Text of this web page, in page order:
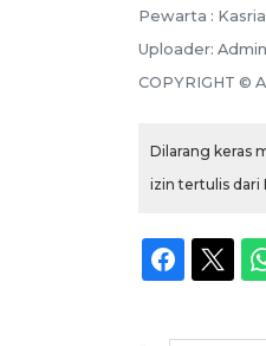
Pewarta :
Uploader: Admin
COPYRIGHT ©
Dilarang keras
izin tertulis dari